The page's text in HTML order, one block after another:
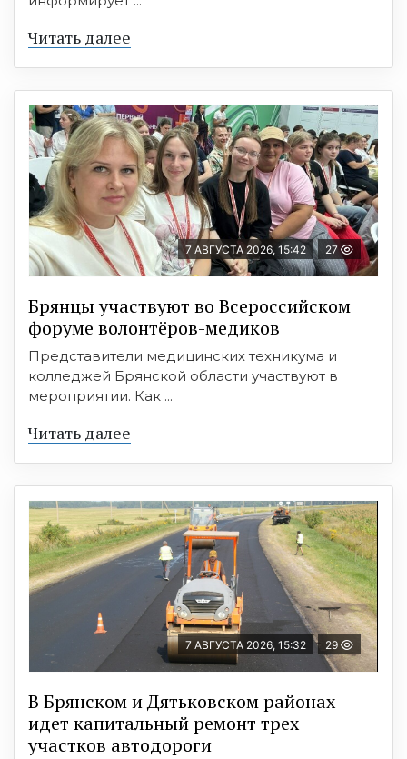
Читать далее
7 АВГУСТА 2026, 15:42 27
Брянцы участвуют во Всероссийском
форуме волонтёров-медиков
Представители медицинских техникума и
колледжей Брянской области участвуют в
мероприятии. Как ...
Читать далее
7 АВГУСТА 2026, 15:32 29
В Брянском и Дятьковском районах
идет капитальный ремонт трех
участков автодороги